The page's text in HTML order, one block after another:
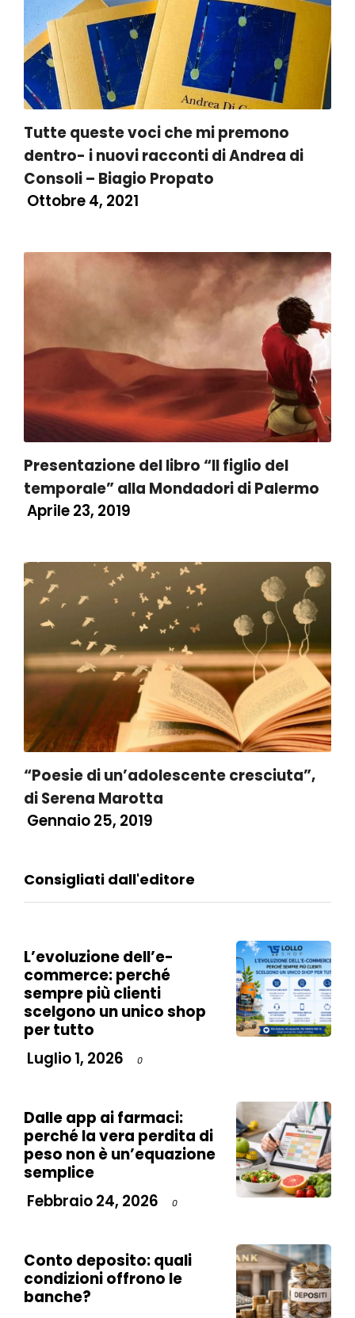
Tutte queste voci che mi premono
dentro- i nuovi racconti di Andrea di
Consoli – Biagio Propato
Ottobre 4, 2021
Presentazione del libro “Il figlio del
temporale” alla Mondadori di Palermo
Aprile 23, 2019
“Poesie di un’adolescente cresciuta”,
di Serena Marotta
Gennaio 25, 2019
Consigliati dall'editore
L’evoluzione dell’e-
commerce: perché
sempre più clienti
scelgono un unico shop
per tutto
Luglio 1, 2026
0
Dalle app ai farmaci:
perché la vera perdita di
peso non è un’equazione
semplice
Febbraio 24, 2026
0
Conto deposito: quali
condizioni offrono le
banche?